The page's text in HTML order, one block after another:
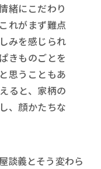
緒にこだわり
れがまず難点
みを感じられ
きものごとを
思うこともあ
ると、家柄の
、顔かたちな
談義とそう変わら